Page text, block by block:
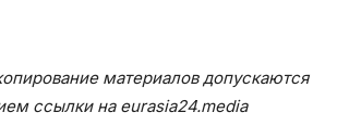
материалов допускаются
ссылки на eurasia24.media